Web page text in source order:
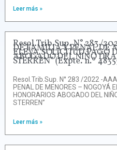
Leer más »
Resol.Trib.Sup. N° 283 /
DE FAMILIA Y PENAL DE
ELEVA SOLICITUD PAGO
ABOGADO DEL NIÑO
STERREN” (Expte. n.º
Resol.Trib.Sup. N° 283 /2022 -
PENAL DE MENORES – NOGOYÁ
HONORARIOS ABOGADO DEL
STERREN”
Leer más »